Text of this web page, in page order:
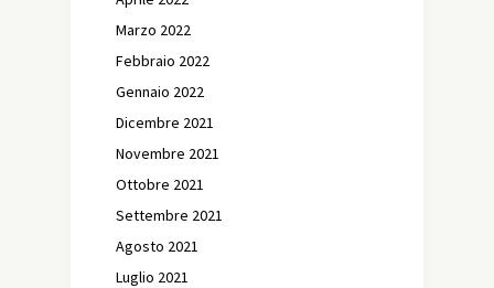
Marzo 2022
Febbraio 2022
Gennaio 2022
Dicembre 2021
Novembre 2021
Ottobre 2021
Settembre 2021
Agosto 2021
Luglio 2021